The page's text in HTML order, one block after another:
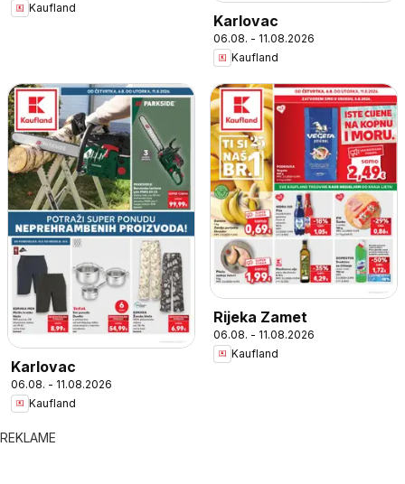
Kaufland
Karlovac
06.08. - 11.08.2026
Kaufland
Karlovac
06.08. - 11.08.2026
Kaufland
Rijeka Zamet
06.08. - 11.08.2026
Kaufland
REKLAME